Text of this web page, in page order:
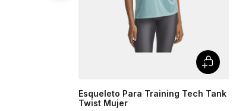
Esqueleto Para Training Tech Tank
Twist Mujer